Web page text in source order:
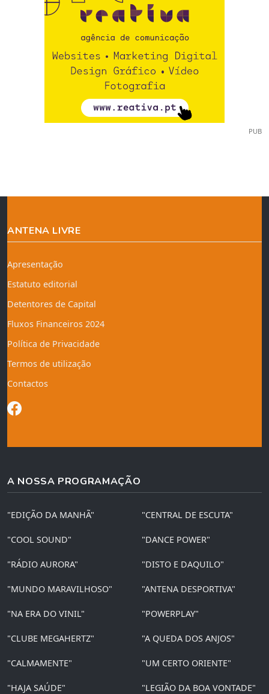
PUB
ANTENA LIVRE
Apresentação
Estatuto editorial
Detentores de Capital
Fluxos Financeiros 2024
Política de Privacidade
Termos de utilização
Contactos
A NOSSA PROGRAMAÇÃO
"EDIÇÃO DA MANHÃ" "CENTRAL DE ESCUTA"
"COOL SOUND" "DANCE POWER"
"RÁDIO AURORA" "DISTO E DAQUILO"
"MUNDO MARAVILHOSO" "ANTENA DESPORTIVA"
"NA ERA DO VINIL" "POWERPLAY"
"CLUBE MEGAHERTZ" "A QUEDA DOS ANJOS"
"CALMAMENTE" "UM CERTO ORIENTE"
"HAJA SAÚDE" "LEGIÃO DA BOA VONTADE"